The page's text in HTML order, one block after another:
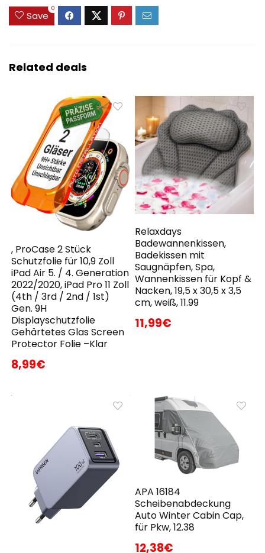
Save
0
Related deals
, ProCase 2 Stück
Schutzfolie für 10,9 Zoll
iPad Air 5. / 4. Generation
2022/2020, iPad Pro 11 Zoll
(4th / 3rd / 2nd / 1st)
Gen. 9H
Displayschutzfolie
Gehärtetes Glas Screen
Protector Folie –Klar
8,99€
Relaxdays
Badewannenkissen,
Badekissen mit
Saugnäpfen, Spa,
Wannenkissen für Kopf &
Nacken, 19,5 x 30,5 x 3,5
cm, weiß, 11.99
11,99€
APA 16184
Scheibenabdeckung
Auto Winter Cabin Cap,
für Pkw, 12.38
12,38€